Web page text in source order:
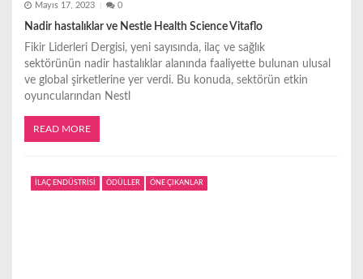
Mayıs 17, 2023 0
Nadir hastalıklar ve Nestle Health Science Vitaflo
Fikir Liderleri Dergisi, yeni sayısında, ilaç ve sağlık
sektörünün nadir hastalıklar alanında faaliyette bulunan ulusal
ve global şirketlerine yer verdi. Bu konuda, sektörün etkin
oyuncularından Nestl
READ MORE
İLAÇ ENDÜSTRİSİ ÖDÜLLER ÖNE ÇIKANLAR